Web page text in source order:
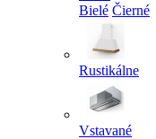
Bielé Čierné
Rustikálne
Vstavané